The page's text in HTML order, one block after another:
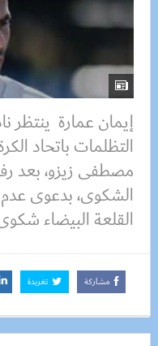
إيمان عمارة ينتظر
التظلمات باتحاد
مصطفى زيزو، بعد
الشكوى، بدعوى
القلعة البيضاء
مشاركة تغريدة